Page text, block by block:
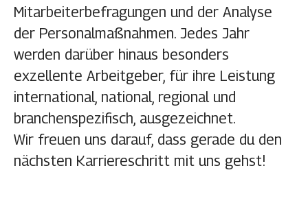
Mitarbeiterbefragungen und der Analyse
der Personalmaßnahmen. Jedes Jahr
werden darüber hinaus besonders
exzellente Arbeitgeber, für ihre Leistung
international, national, regional und
branchenspezifisch, ausgezeichnet.
Wir freuen uns darauf, dass gerade du den
nächsten Karriereschritt mit uns gehst!